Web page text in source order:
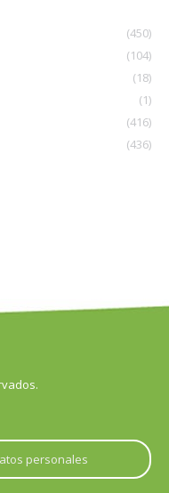
(450)
(104)
(18)
(1)
(416)
(436)
personales